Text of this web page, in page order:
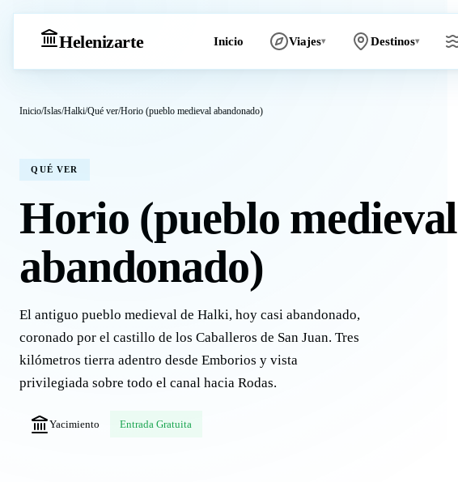
Helenizarte Inicio Viajes▾ Destinos▾
Inicio/Islas/Halki/Qué ver/Horio (pueblo medieval abandonado)
QUÉ VER
Horio (pueblo medieval
abandonado)
El antiguo pueblo medieval de Halki, hoy casi abandonado,
coronado por el castillo de los Caballeros de San Juan. Tres
kilómetros tierra adentro desde Emborios y vista
privilegiada sobre todo el canal hacia Rodas.
Yacimiento Entrada Gratuita